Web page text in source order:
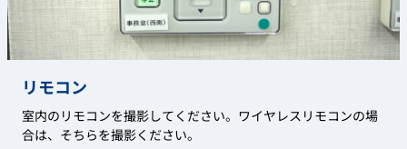
リモコン
室内のリモコンを撮影してください。ワイヤレスリモコンの場
合は、そちらを撮影ください。